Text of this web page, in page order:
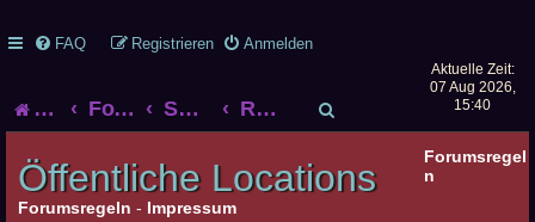
FAQ Anmelden
Registrieren
Startseite
Foren-Übersicht Smalltalk Rollenspiel-Smalltalk
c
Aktuelle Zeit:
07 Aug 2026,
15:40
Öffentliche Locations
Forumsregel
n
Forumsregeln - Impressum